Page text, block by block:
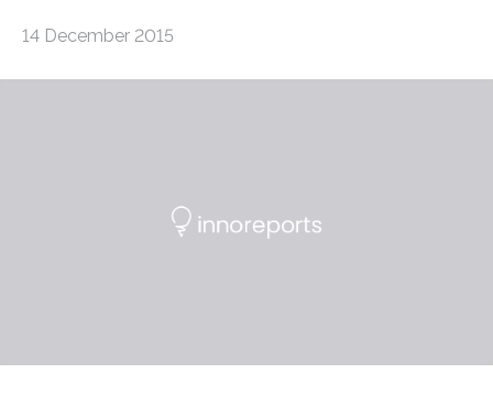
14 December 2015